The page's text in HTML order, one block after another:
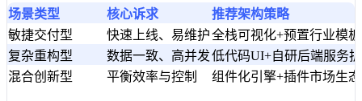
场景类型 核心诉求
推荐架构策略
敏捷交付型
快速上线、易维护全栈可视化+预置行业模板
复杂重构型
数据一致、高并发低代码UI+自研后端服务
混合创新型
平衡效率与控制 组件化引擎+插件市场生态